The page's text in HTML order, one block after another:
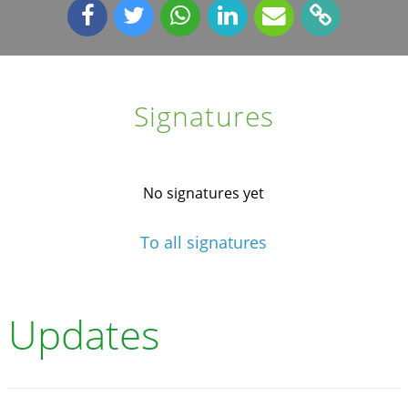
Signatures
No signatures yet
To all signatures
Updates